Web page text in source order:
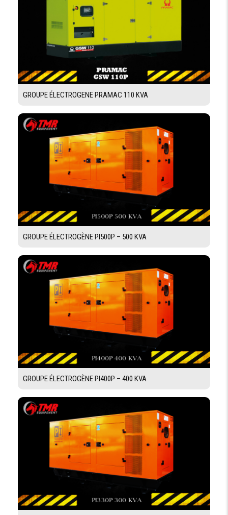
GROUPE ÉLECTROGENE PRAMAC 110 KVA
GROUPE ÉLECTROGÈNE PI500P – 500 KVA
GROUPE ÉLECTROGÈNE PI400P – 400 KVA